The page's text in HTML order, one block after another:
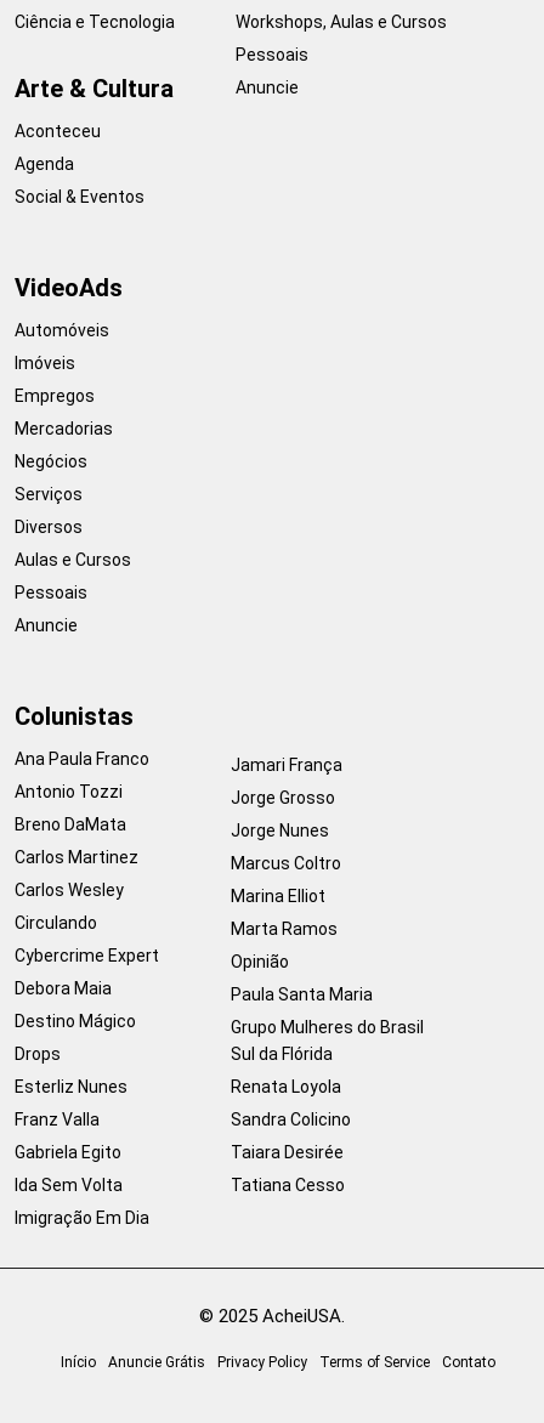
Ciência e Tecnologia
Arte & Cultura
Aconteceu
Agenda
Social & Eventos
Workshops, Aulas e Cursos
Pessoais
Anuncie
VideoAds
Automóveis
Imóveis
Empregos
Mercadorias
Negócios
Serviços
Diversos
Aulas e Cursos
Pessoais
Anuncie
Colunistas
Ana Paula Franco
Antonio Tozzi
Breno DaMata
Carlos Martinez
Carlos Wesley
Circulando
Cybercrime Expert
Debora Maia
Destino Mágico
Drops
Esterliz Nunes
Franz Valla
Gabriela Egito
Ida Sem Volta
Imigração Em Dia
Jamari França
Jorge Grosso
Jorge Nunes
Marcus Coltro
Marina Elliot
Marta Ramos
Opinião
Paula Santa Maria
Grupo Mulheres do Brasil
Sul da Flórida
Renata Loyola
Sandra Colicino
Taiara Desirée
Tatiana Cesso
© 2025 AcheiUSA.
Início Anuncie Grátis Privacy Policy Terms of Service Contato